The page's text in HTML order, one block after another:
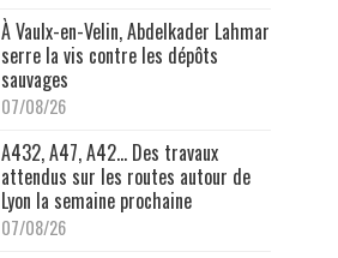
À Vaulx-en-Velin, Abdelkader Lahmar
serre la vis contre les dépôts
sauvages
07/08/26
A432, A47, A42… Des travaux
attendus sur les routes autour de
Lyon la semaine prochaine
07/08/26